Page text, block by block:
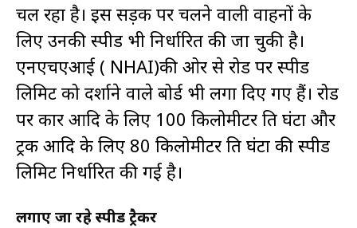
चल रहा है। इस सड़क पर चलने वाली वाहनों के
लिए उनकी स्पीड भी निर्धारित की जा चुकी है।
एनएचएआई ( NHAI)की ओर से रोड पर स्पीड
लिमिट को दर्शाने वाले बोर्ड भी लगा दिए गए हैं। रोड
पर कार आदि के लिए 100 किलोमीटर प्रति घंटा और
ट्रक आदि के लिए 80 किलोमीटर प्रति घंटा की स्पीड
लिमिट निर्धारित की गई है।
लगाए जा रहे स्पीड ट्रैकर